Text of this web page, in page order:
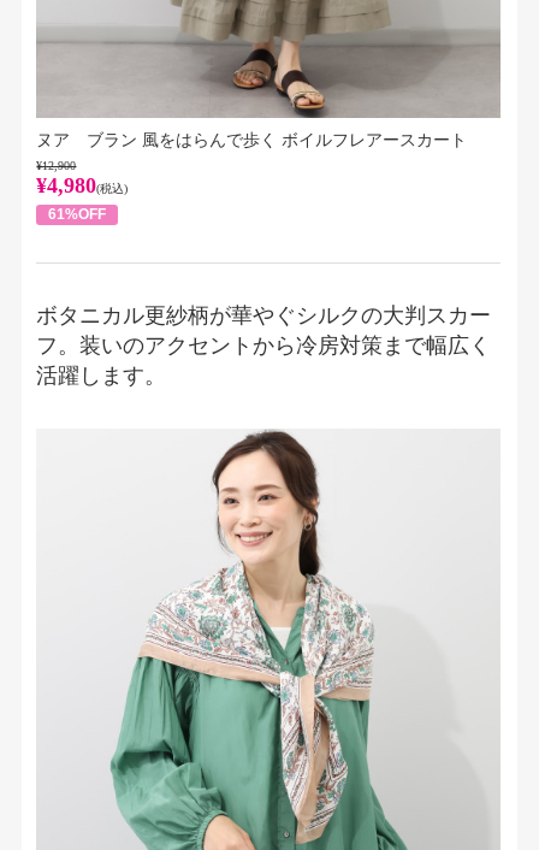
ヌア ブラン 風をはらんで歩く ボイルフレアースカート
¥12,900
¥4,980(税込)
61%OFF
ボタニカル更紗柄が華やぐシルクの大判スカー
フ。装いのアクセントから冷房対策まで幅広く
活躍します。